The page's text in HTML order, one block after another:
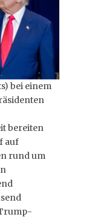
bei einem
bereiten
auf
rund um